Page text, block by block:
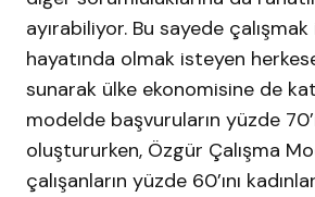
ayırabiliyor. Bu sayede
hayatında olmak isteyen
sunarak ülke ekonomisine de
modelde başvuruların yüzde
oluştururken, Özgür Çalışma
çalışanların yüzde 60’ını